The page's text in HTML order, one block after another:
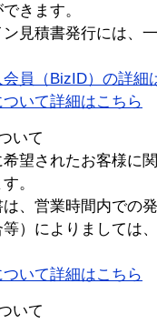
きます。
見積書発行には、
員（BizID）の詳細
ついて詳細はこちら
いて
希望されたお客様に
。
、営業時間内での
）によりましては
いて詳細はこちら
いて